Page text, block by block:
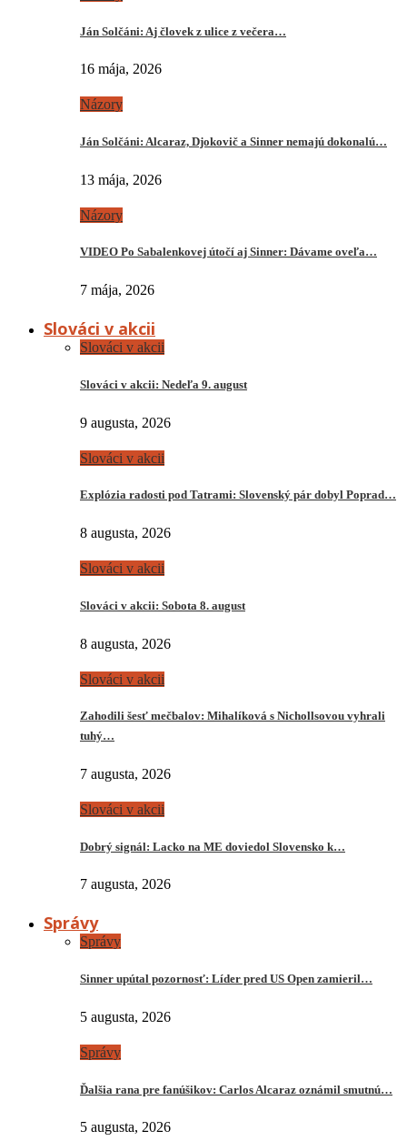
Ján Solčáni: Aj človek z ulice z večera…
16 mája, 2026
Názory
Ján Solčáni: Alcaraz, Djokovič a Sinner nemajú dokonalú…
13 mája, 2026
Názory
VIDEO Po Sabalenkovej útočí aj Sinner: Dávame oveľa…
7 mája, 2026
Slováci v akcii
Slováci v akcii
Slováci v akcii: Nedeľa 9. august
9 augusta, 2026
Slováci v akcii
Explózia radosti pod Tatrami: Slovenský pár dobyl Poprad…
8 augusta, 2026
Slováci v akcii
Slováci v akcii: Sobota 8. august
8 augusta, 2026
Slováci v akcii
Zahodili šesť mečbalov: Mihalíková s Nichollsovou vyhrali
tuhý…
7 augusta, 2026
Slováci v akcii
Dobrý signál: Lacko na ME doviedol Slovensko k…
7 augusta, 2026
Správy
Správy
Sinner upútal pozornosť: Líder pred US Open zamieril…
5 augusta, 2026
Správy
Ďalšia rana pre fanúšikov: Carlos Alcaraz oznámil smutnú…
5 augusta, 2026